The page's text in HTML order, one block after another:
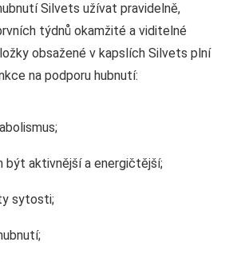
Silvets užívat pravidelně,
týdnů okamžité a viditelné
obsažené v kapslích Silvets plní
na podporu hubnutí:
být aktivnější a energičtější;
sytosti;